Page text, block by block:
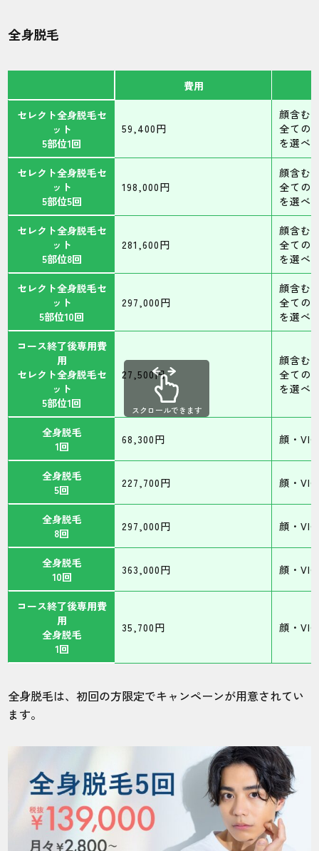
全身脱毛
費用
セレクト全身脱毛セ
ット
5部位1回
59,400円
顔含む
全ての
を選べ
セレクト全身脱毛セ
ット
5部位5回
198,000円
顔含む
全ての
を選べ
セレクト全身脱毛セ
ット
5部位8回
281,600円
顔含む
全ての
を選べ
セレクト全身脱毛セ
ット
5部位10回
297,000円
顔含む
全ての
を選べ
コース終了後専用費
用
セレクト全身脱毛セ
ット
5部位1回
27,500円
顔含む
全ての
を選べ
全身脱毛
1回
68,300円 顔・
全身脱毛
5回
227,700円 顔・
全身脱毛
8回
297,000円 顔・
全身脱毛
10回
363,000円 顔・
コース終了後専用費
用
全身脱毛
1回
35,700円 顔・
スクロールできます
全身脱毛は、初回の方限定でキャンペーンが用意されてい
ます。